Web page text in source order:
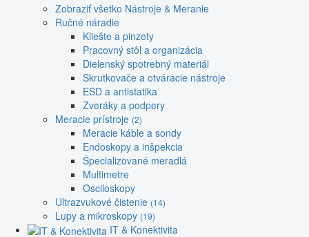
Zobraziť všetko Nástroje & Meranie
Ručné náradie
Kliešte a pinzety
Pracovný stôl a organizácia
Dielenský spotrebný materiál
Skrutkovače a otváracie nástroje
ESD a antistatika
Zveráky a podpery
Meracie prístroje (2)
Meracie káble a sondy
Endoskopy a inšpekcia
Špecializované meradlá
Multimetre
Osciloskopy
Ultrazvukové čistenie (14)
Lupy a mikroskopy (19)
IT & Konektivita